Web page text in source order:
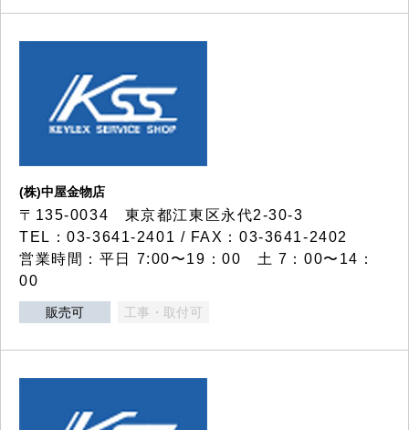
(株)中屋金物店
〒135-0034 東京都江東区永代2-30-3
TEL：03-3641-2401 / FAX：03-3641-2402
営業時間：平日 7:00〜19：00 土 7：00〜14：
00
販売可 工事・取付可